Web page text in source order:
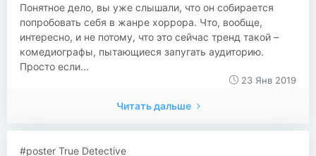
Понятное дело, вы уже слышали, что он собирается
попробовать себя в жанре хоррора. Что, вообще,
интересно, и не потому, что это сейчас тренд такой –
комедиографы, пытающиеся запугать аудиторию.
Просто если...
23 Янв 2019
Читать дальше
#poster True Detective